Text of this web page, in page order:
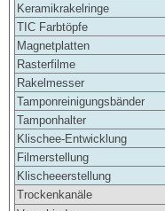
Keramikrakelringe
TIC Farbtöpfe
Magnetplatten
Rasterfilme
Rakelmesser
Tamponreinigungsbänder
Tamponhalter
Klischee-Entwicklung
Filmerstellung
Klischeeerstellung
Trockenkanäle